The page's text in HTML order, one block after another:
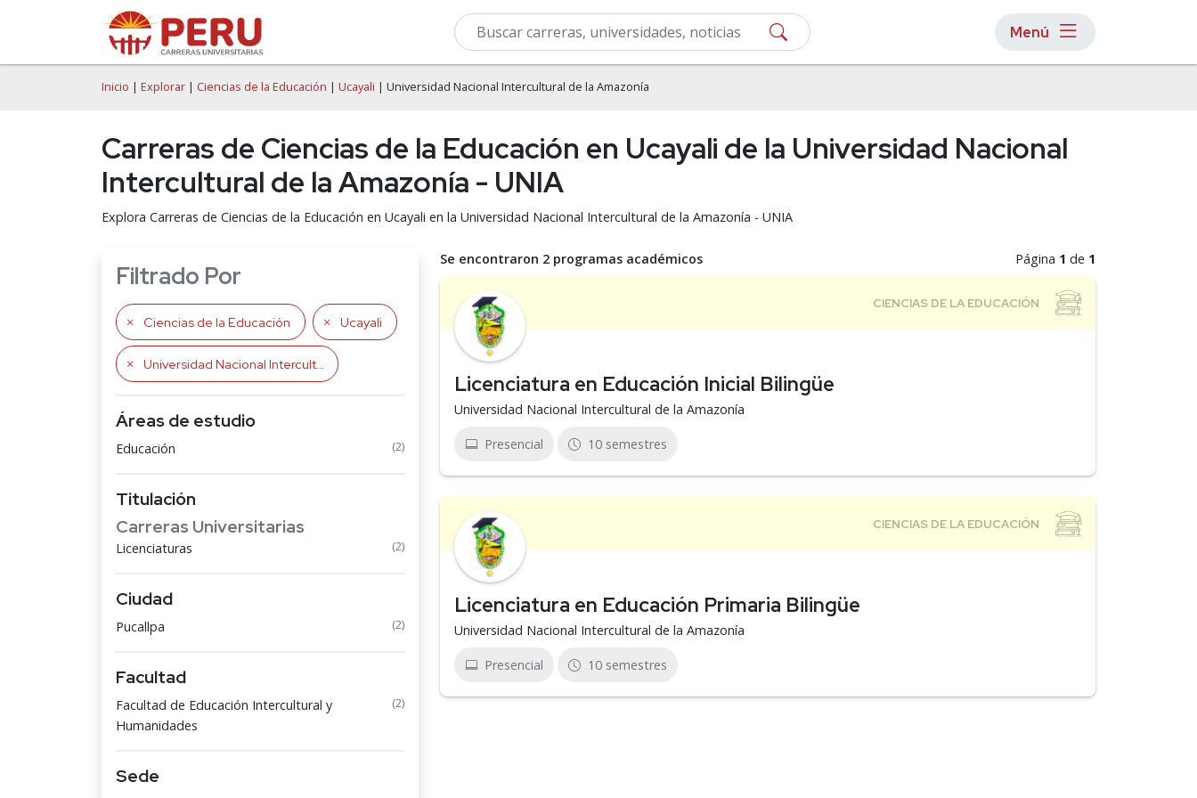
Menú
Inicio | Explorar | Ciencias de la Educación | Ucayali | Universidad Nacional Intercultural de la Amazonía
Carreras de Ciencias de la Educación en Ucayali de la Universidad Nacional
Intercultural de la Amazonía - UNIA
Explora Carreras de Ciencias de la Educación en Ucayali en la Universidad Nacional Intercultural de la Amazonía - UNIA
Filtrado Por
Ciencias de la Educación Ucayali
Universidad Nacional Intercultural de la Amazonía
Áreas de estudio
Educación (2)
Titulación
Carreras Universitarias
Licenciaturas (2)
Ciudad
Pucallpa (2)
Facultad
Facultad de Educación Intercultural y
Humanidades
(2)
Sede
Se encontraron 2 programas académicos Página 1 de 1
Licenciatura en Educación Inicial Bilingüe
Universidad Nacional Intercultural de la Amazonía
Presencial 10 semestres
Licenciatura en Educación Primaria Bilingüe
Universidad Nacional Intercultural de la Amazonía
Presencial 10 semestres